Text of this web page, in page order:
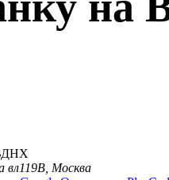
вл119В, Москва